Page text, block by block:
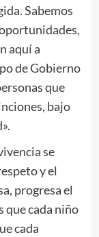
Sabemos
aquí a
de Gobierno
que
bajo
se
y el
progresa el
que cada niño
cada